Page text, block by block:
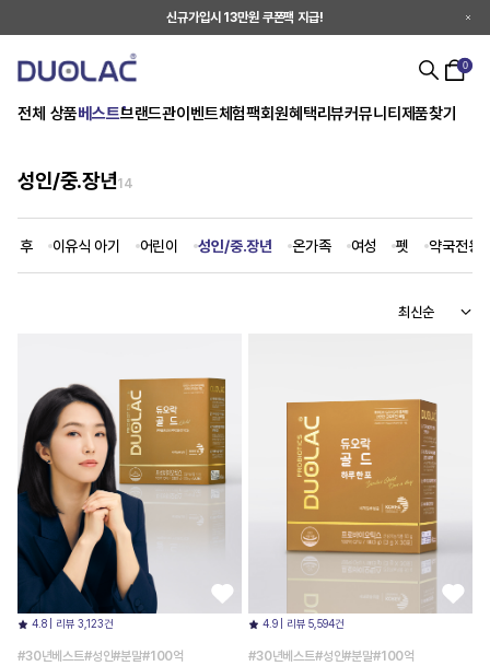
신규가입시 13만원 쿠폰팩 지급!
전체 상품베스트브랜드관이벤트체험팩회원혜택리뷰커뮤니티 제품찾기
0
성인/중.장년14
생 후 이유식 아기 어린이 성인/중.장년 온가족 여성 펫 약국전용
4.8 | 리뷰 3,123건
#30년베스트#성인#분말#100억
4.9 | 리뷰 5,594건
#30년베스트#성인#분말#100억